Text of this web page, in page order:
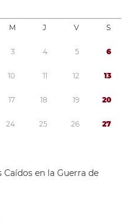
M J V S
3 4 5 6
10 11 12 13
17 18 19 20
24 25 26 27
en la Guerra de